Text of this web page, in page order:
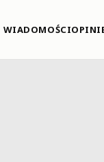
WIADOMOŚCI